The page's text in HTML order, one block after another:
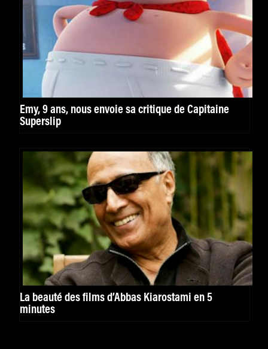
Emy, 9 ans, nous envoie sa critique de Capitaine
Superslip
La beauté des films d’Abbas Kiarostami en 5
minutes